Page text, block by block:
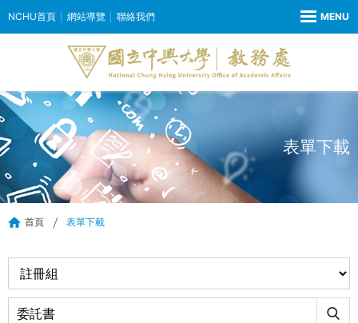
NCHU首頁 網站導覽 聯絡我們
表單下載
首頁 表單下載